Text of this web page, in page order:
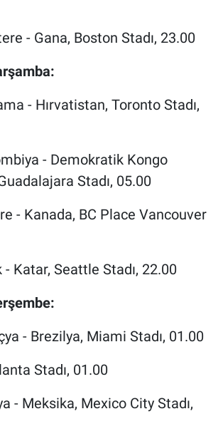
- Gana, Boston Stadı, 23.00
- Hırvatistan, Toronto Stadı,
- Demokratik Kongo
Stadı, 05.00
- Kanada, BC Place Vancouver
Katar, Seattle Stadı, 22.00
- Brezilya, Miami Stadı, 01.00
Stadı, 01.00
- Meksika, Mexico City Stadı,